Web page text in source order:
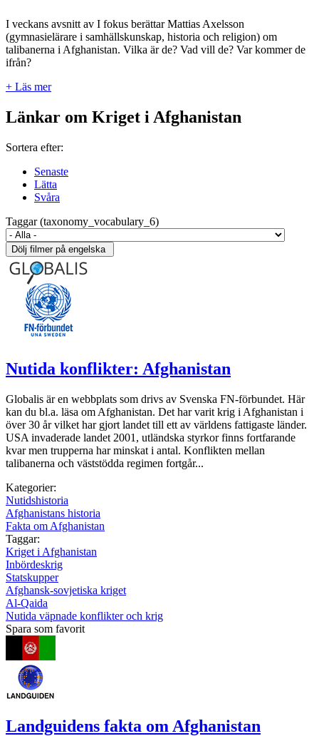
I veckans avsnitt av I fokus berättar Mattias Axelsson
(gymnasielärare i samhällskunskap, historia och religion) om
talibanerna i Afghanistan. Vilka är de? Vad vill de? Var kommer de
ifrån?
+ Läs mer
Länkar om Kriget i Afghanistan
Sortera efter:
Senaste
Lätta
Svåra
Taggar (taxonomy_vocabulary_6)
Nutida konflikter: Afghanistan
Globalis är en webbplats som drivs av Svenska FN-förbundet. Här
kan du bl.a. läsa om Afghanistan. Det har varit krig i Afghanistan i
över 30 år vilket har gjort landet till ett av världens fattigaste länder.
USA invaderade landet 2001, utländska styrkor finns fortfarande
kvar men trupperna har minskat i antal. Konflikten mellan
talibanerna och väststödda regimen fortgår...
Kategorier:
Nutidshistoria
Afghanistans historia
Fakta om Afghanistan
Taggar:
Kriget i Afghanistan
Inbördeskrig
Statskupper
Afghansk-sovjetiska kriget
Al-Qaida
Nutida väpnade konflikter och krig
Spara som favorit
Landguidens fakta om Afghanistan